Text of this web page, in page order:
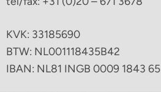
KVK: 33185690
BTW: NL001118435B42
IBAN: NL81 INGB 0009 1843 65